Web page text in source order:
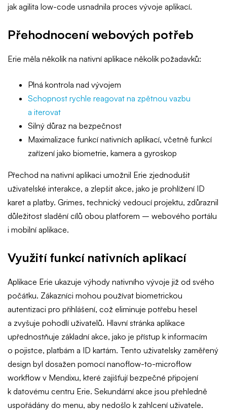
jak agilita low-code usnadnila proces vývoje aplikací.
Přehodnocení webových potřeb
Erie měla několik na nativní aplikace několik požadavků:
Plná kontrola nad vývojem
Schopnost rychle reagovat na zpětnou vazbu
a iterovat
Silný důraz na bezpečnost
Maximalizace funkcí nativních aplikací, včetně funkcí
zařízení jako biometrie, kamera a gyroskop
Přechod na nativní aplikaci umožnil Erie zjednodušit
uživatelské interakce, a zlepšit akce, jako je prohlížení ID
karet a platby. Grimes, technický vedoucí projektu, zdůraznil
důležitost sladění cílů obou platforem – webového portálu
i mobilní aplikace.
Využití funkcí nativních aplikací
Aplikace Erie ukazuje výhody nativního vývoje již od svého
počátku. Zákazníci mohou používat biometrickou
autentizaci pro přihlášení, což eliminuje potřebu hesel
a zvyšuje pohodlí uživatelů. Hlavní stránka aplikace
upřednostňuje základní akce, jako je přístup k informacím
o pojistce, platbám a ID kartám. Tento uživatelsky zaměřený
design byl dosažen pomocí nanoflow-to-microflow
workflow v Mendixu, které zajišťují bezpečné připojení
k datovému centru Erie. Sekundární akce jsou přehledně
uspořádány do menu, aby nedošlo k zahlcení uživatele.